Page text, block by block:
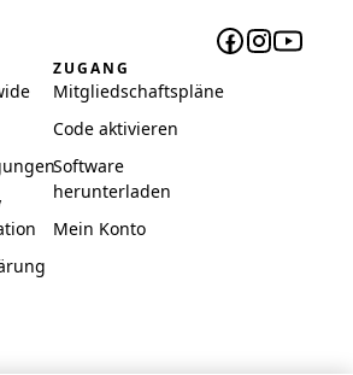
ZUGANG
Mitgliedschaftspläne
Code aktivieren
Software
herunterladen
Mein Konto